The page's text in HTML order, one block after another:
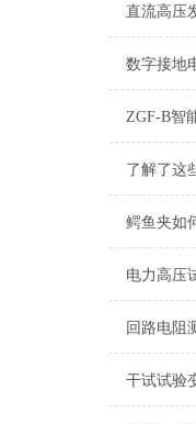
直流高压
鳄鱼夹如
电力高压
干试试验